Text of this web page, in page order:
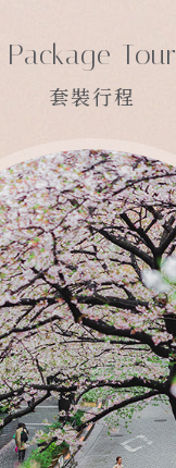
Package Tour
套裝行程